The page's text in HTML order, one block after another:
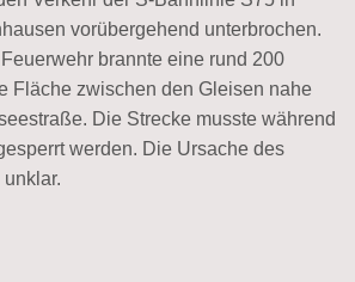
vorübergehend unterbrochen.
brannte eine rund 200
Fläche zwischen den Gleisen nahe
Die Strecke musste während
werden. Die Ursache des